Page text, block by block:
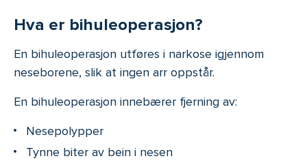
Hva er bihuleoperasjon?
En bihuleoperasjon utføres i narkose igjennom
neseborene, slik at ingen arr oppstår.
En bihuleoperasjon innebærer fjerning av:
Nesepolypper
Tynne biter av bein i nesen